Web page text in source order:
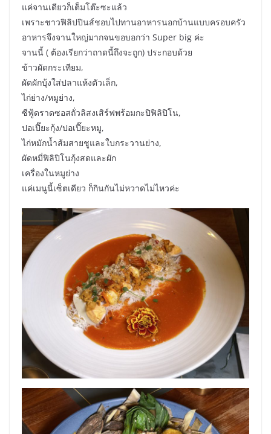
แค่จานเดียวก็เต็มโต๊ะซะแล้ว
เพราะชาวฟิลิปปินส์ชอบไปทานอาหารนอกบ้านแบบครอบครัว
อาหารจึงจานใหญ่มากจนขอบอกว่า Super big ค่ะ
จานนี้ ( ต้องเรียกว่าถาดนี้ถึงจะถูก) ประกอบด้วย
ข้าวผัดกระเทียม,
ผัดผักบุ้งใส่ปลาแห้งตัวเล็ก,
ไก่ย่าง/หมูย่าง,
ซีฟู้ดราดซอสถั่วลิสงเสิร์ฟพร้อมกะปิฟิลิปิโน,
ปอเปี๊ยะกุ้ง/ปอเปี๊ยะหมู,
ไก่หมักน้ำส้มสายชูและใบกระวานย่าง,
ผัดหมี่ฟิลิปิโนกุ้งสดและผัก
เครื่องในหมูย่าง
แค่เมนูนี้เซ็ตเดียว ก็กินกันไม่หวาดไม่ไหวค่ะ